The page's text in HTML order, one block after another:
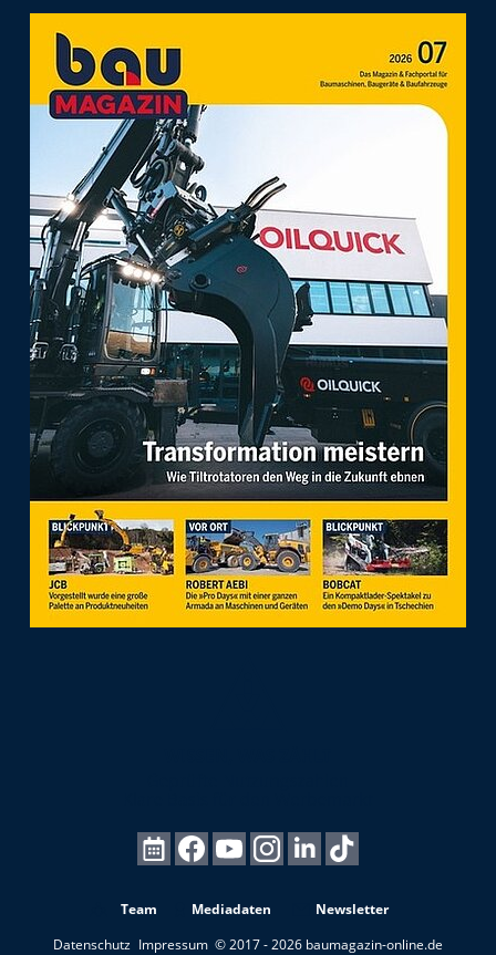
Team Mediadaten
Newsletter
Datenschutz Impressum © 2017 - 2026 baumagazin-online.de